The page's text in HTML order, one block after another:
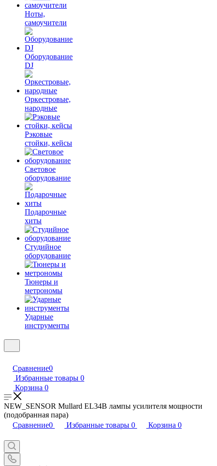
Ноты,
самоучители
Оборудование
DJ
Оркестровые,
народные
Рэковые
стойки, кейсы
Световое
оборудование
Подарочные
хиты
Студийное
оборудование
Тюнеры и
метрономы
Ударные
инструменты
Сравнение0
Избранные товары 0
Корзина 0
NEW_SENSOR Mullard EL34B лампы усилителя мощности
(подобранная пара)
Сравнение0 Избранные товары 0 Корзина 0